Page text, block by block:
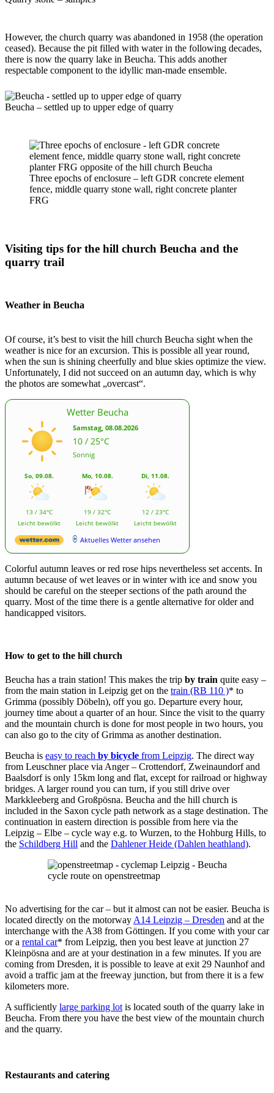
However, the church quarry was abandoned in 1958 (the operation
ceased). Because the pit filled with water in the following decades,
there is now the quarry lake in Beucha. This adds another
respectable component to the idyllic man-made ensemble.
Beucha – settled up to upper edge of quarry
Three epochs of enclosure – left GDR concrete element
fence, middle quarry stone wall, right concrete planter
FRG
Visiting tips for the hill church Beucha and the
quarry trail
Weather in Beucha
Of course, it’s best to visit the hill church Beucha sight when the
weather is nice for an excursion. This is possible all year round,
when the sun is shining cheerfully and blue skies optimize the view.
Unfortunately, I did not succeed on an autumn day, which is why
the photos are somewhat „overcast“.
Wetter Beucha
Samstag, 08.08.2026
10 / 25°C
Sonnig
So, 09.08.
13 / 34°C
Leicht bewölkt
Mo, 10.08.
19 / 32°C
Leicht bewölkt
Di, 11.08.
12 / 23°C
Leicht bewölkt
Aktuelles Wetter ansehen
Colorful autumn leaves or red rose hips nevertheless set accents. In
autumn because of wet leaves or in winter with ice and snow you
should be careful on the steeper sections of the path around the
quarry. Most of the time there is a gentle alternative for older and
handicapped visitors.
How to get to the hill church
Beucha has a train station! This makes the trip by train quite easy –
from the main station in Leipzig get on the train (RB 110 )* to
Grimma (possibly Döbeln), off you go. Departure every hour,
journey time about a quarter of an hour. Since the visit to the quarry
and the mountain church is done for most people in two hours, you
can also go to the city of Grimma as another destination.
Beucha is easy to reach by bicycle from Leipzig. The direct way
from Leuschner place via Anger – Crottendorf, Zweinaundorf and
Baalsdorf is only 15km long and flat, except for railroad or highway
bridges. A larger round you can turn, if you still drive over
Markkleeberg and Großpösna. Beucha and the hill church is
included in the Saxon cycle path network as a stage destination. The
continuation in eastern direction is possible from here via the
Leipzig – Elbe – cycle way e.g. to Wurzen, to the Hohburg Hills, to
the Schildberg Hill and the Dahlener Heide (Dahlen heathland).
cycle route on openstreetmap
No advertising for the car – but it almost can not be easier. Beucha is
located directly on the motorway A14 Leipzig – Dresden and at the
interchange with the A38 from Göttingen. If you come with your car
or a rental car* from Leipzig, then you best leave at junction 27
Kleinpösna and are at your destination in a few minutes. If you are
coming from Dresden, it is possible to leave at exit 29 Naunhof and
avoid a traffic jam at the freeway junction, but from there it is a few
kilometers more.
A sufficiently large parking lot is located south of the quarry lake in
Beucha. From there you have the best view of the mountain church
and the quarry.
Restaurants and catering